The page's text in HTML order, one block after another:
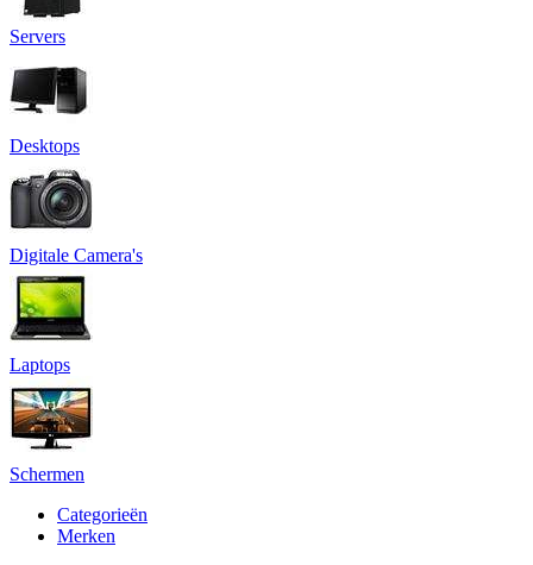
Servers
Desktops
Digitale Camera's
Laptops
Schermen
Categorieën
Merken